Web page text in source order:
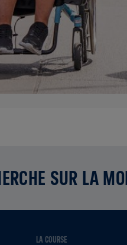
SUR LA
LA COURSE